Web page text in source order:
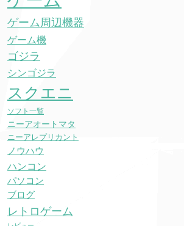
ゲーム周辺機器
ゲーム機
ゴジラ
シンゴジラ
スクエニ
ソフト一覧
ニーアオートマタ
ニーアレプリカント
ノウハウ
ハンコン
パソコン
ブログ
レトロゲーム